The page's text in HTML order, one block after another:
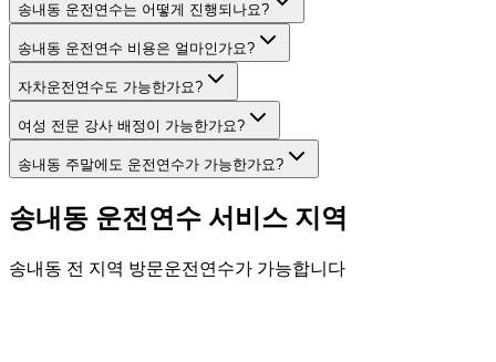
송내동 운전연수는 어떻게 진행되나요?
송내동 운전연수 비용은 얼마인가요?
자차운전연수도 가능한가요?
여성 전문 강사 배정이 가능한가요?
송내동 주말에도 운전연수가 가능한가요?
송내동 운전연수 서비스 지역
송내동 전 지역 방문운전연수가 가능합니다